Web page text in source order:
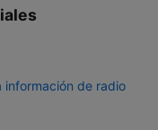
información de radio